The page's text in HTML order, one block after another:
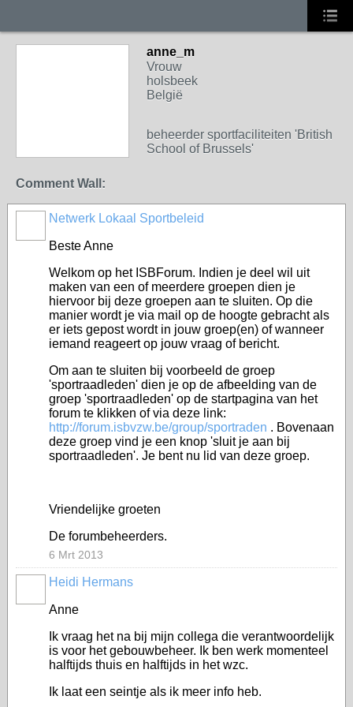
anne_m
Vrouw
holsbeek
België
beheerder sportfaciliteiten 'British
School of Brussels'
Comment Wall:
Netwerk Lokaal Sportbeleid
Beste Anne
Welkom op het ISBForum. Indien je deel wil uit
maken van een of meerdere groepen dien je
hiervoor bij deze groepen aan te sluiten. Op die
manier wordt je via mail op de hoogte gebracht als
er iets gepost wordt in jouw groep(en) of wanneer
iemand reageert op jouw vraag of bericht.
Om aan te sluiten bij voorbeeld de groep
'sportraadleden' dien je op de afbeelding van de
groep 'sportraadleden' op de startpagina van het
forum te klikken of via deze link:
http://forum.isbvzw.be/group/sportraden . Bovenaan
deze groep vind je een knop 'sluit je aan bij
sportraadleden'. Je bent nu lid van deze groep.
Vriendelijke groeten
De forumbeheerders.
6 Mrt 2013
Heidi Hermans
Anne
Ik vraag het na bij mijn collega die verantwoordelijk
is voor het gebouwbeheer. Ik ben werk momenteel
halftijds thuis en halftijds in het wzc.
Ik laat een seintje als ik meer info heb.